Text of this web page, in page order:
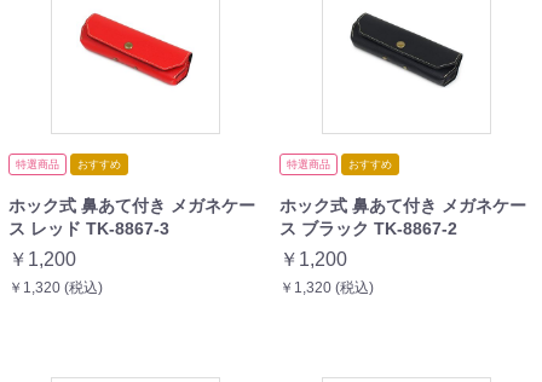
特選商品 おすすめ
ホック式 鼻あて付き メガネケー
ス レッド TK-8867-3
￥1,200
￥1,320 (税込)
特選商品 おすすめ
ホック式 鼻あて付き メガネケー
ス ブラック TK-8867-2
￥1,200
￥1,320 (税込)